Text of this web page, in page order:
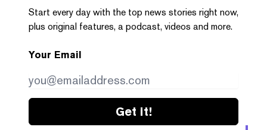
Start every day with the top news stories right now,
plus original features, a podcast, videos and more.
Your Email
Get it!